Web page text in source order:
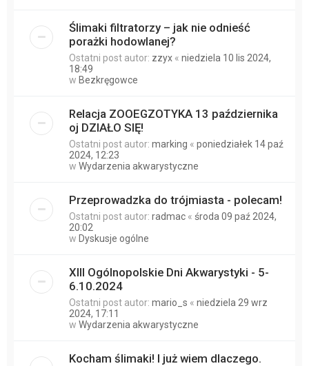
Ślimaki filtratorzy – jak nie odnieść
porażki hodowlanej?
Ostatni post autor: zzyx « niedziela 10 lis 2024,
18:49
w Bezkręgowce
Relacja ZOOEGZOTYKA 13 października
oj DZIAŁO SIĘ!
Ostatni post autor: marking « poniedziałek 14 paź
2024, 12:23
w Wydarzenia akwarystyczne
Przeprowadzka do trójmiasta - polecam!
Ostatni post autor: radmac « środa 09 paź 2024,
20:02
w Dyskusje ogólne
XIII Ogólnopolskie Dni Akwarystyki - 5-
6.10.2024
Ostatni post autor: mario_s « niedziela 29 wrz
2024, 17:11
w Wydarzenia akwarystyczne
Kocham ślimaki! I już wiem dlaczego.